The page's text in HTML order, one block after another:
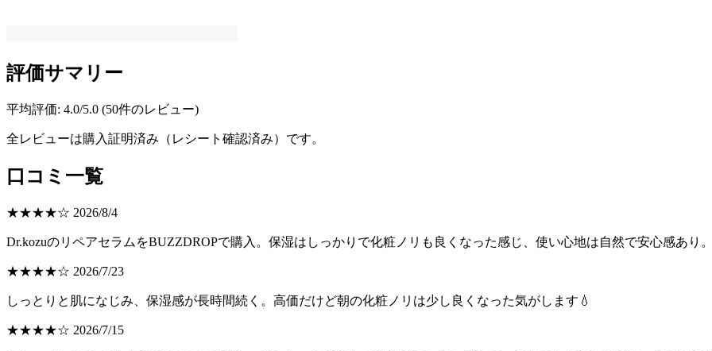
評価サマリー
平均評価: 4.0/5.0 (50件のレビュー)
全レビューは購入証明済み（レシート確認済み）です。
口コミ一覧
★★★★☆ 2026/8/4
Dr.kozuのリペアセラムをBUZZDROPで購入。保湿はしっかりで化粧ノリも良くなった感じ、使い心地は自然で安心感あり
★★★★☆ 2026/7/23
しっとりと肌になじみ、保湿感が長時間続く。高価だけど朝の化粧ノリは少し良くなった気がします💧
★★★★☆ 2026/7/15